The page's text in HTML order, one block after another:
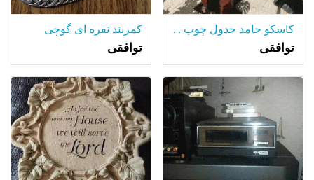
کاسکو جامد جدول چوب تنیس روی میز (به سختی استفاده می شود)
توافقی
کمربند نقره ای گوچی
توافقی